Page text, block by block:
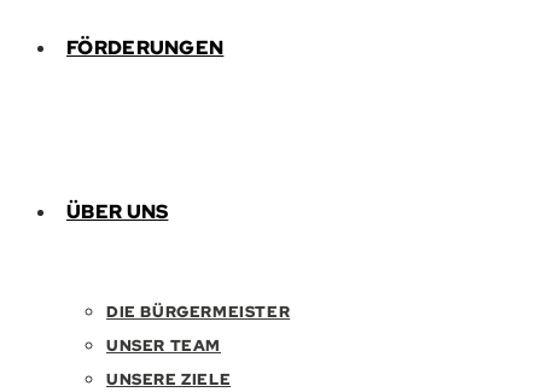
FÖRDERUNGEN
ÜBER UNS
DIE BÜRGERMEISTER
UNSER TEAM
UNSERE ZIELE